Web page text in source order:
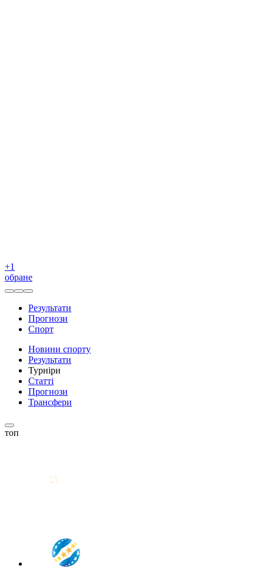
+1
обране
Результати
Прогнози
Спорт
Новини спорту
Результати
Турніри
Статті
Прогнози
Трансфери
топ